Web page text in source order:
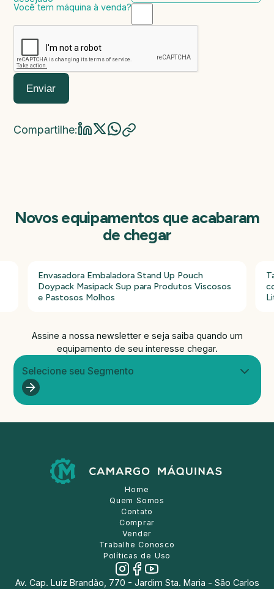
Você tem máquina à venda?
Marca da máquina
Modelo da máquina
Ano de fabricação
Valor da máquina
Enviar
Compartilhe:
Novos equipamentos que acabaram
de chegar
Envasadora Embaladora Stand Up Pouch
Doypack Masipack Sup para Produtos Viscosos
e Pastosos Molhos
Assine a nossa newsletter e seja saiba quando um
equipamento de seu interesse chegar.
Selecione seu Segmento
Home
Quem Somos
Contato
Comprar
Vender
Trabalhe Conosco
Políticas de Uso
Av. Cap. Luíz Brandão, 770 - Jardim Sta. Maria - São Carlos